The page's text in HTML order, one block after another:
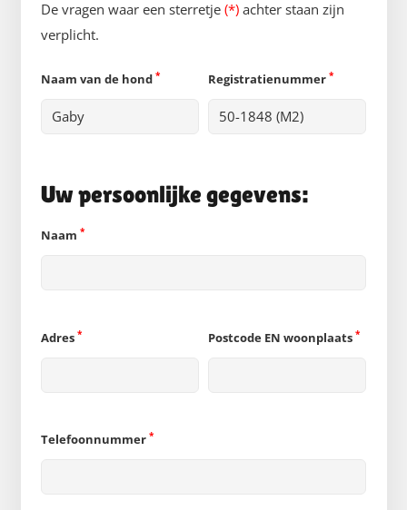
De vragen waar een sterretje (*) achter staan zijn
verplicht.
Naam van de hond * Registratienummer *
Uw persoonlijke gegevens:
Naam *
Adres * Postcode EN woonplaats *
Telefoonnummer *